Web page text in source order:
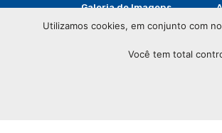
Galeria de Imagens
Revista do Comércio
Utilizamos cookies, em conjunto com
Você tem total